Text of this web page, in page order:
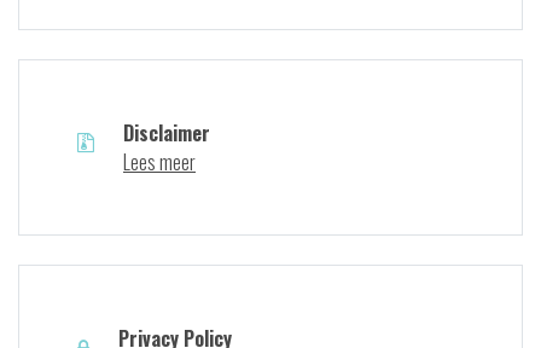
Disclaimer
Lees meer
Privacy Policy